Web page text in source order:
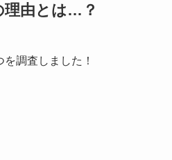
理由とは…？
調査しました！